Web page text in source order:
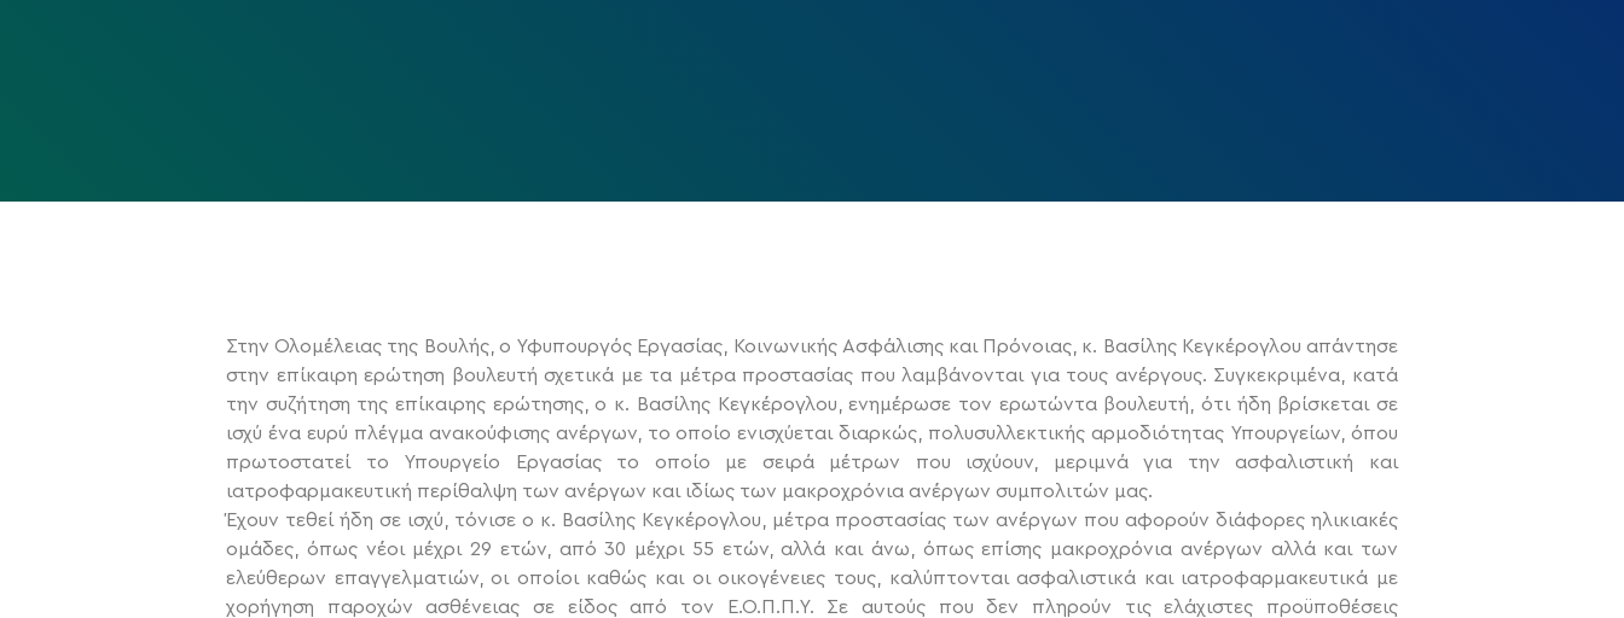
Στην Ολομέλειας της Βουλής, ο Υφυπουργός Εργασίας, Κοινωνικής Ασφάλισης και Πρόνοιας, κ. Βασίλης Κεγκέρογλου απάντησε
στην επίκαιρη ερώτηση βουλευτή σχετικά με τα μέτρα προστασίας που λαμβάνονται για τους ανέργους. Συγκεκριμένα, κατά
την συζήτηση της επίκαιρης ερώτησης, ο κ. Βασίλης Κεγκέρογλου, ενημέρωσε τον ερωτώντα βουλευτή, ότι ήδη βρίσκεται σε
ισχύ ένα ευρύ πλέγμα ανακούφισης ανέργων, το οποίο ενισχύεται διαρκώς, πολυσυλλεκτικής αρμοδιότητας Υπουργείων, όπου
πρωτοστατεί το Υπουργείο Εργασίας το οποίο με σειρά μέτρων που ισχύουν, μεριμνά για την ασφαλιστική και
ιατροφαρμακευτική περίθαλψη των ανέργων και ιδίως των μακροχρόνια ανέργων συμπολιτών μας.
Έχουν τεθεί ήδη σε ισχύ, τόνισε ο κ. Βασίλης Κεγκέρογλου, μέτρα προστασίας των ανέργων που αφορούν διάφορες ηλικιακές
ομάδες, όπως νέοι μέχρι 29 ετών, από 30 μέχρι 55 ετών, αλλά και άνω, όπως επίσης μακροχρόνια ανέργων αλλά και των
ελεύθερων επαγγελματιών, οι οποίοι καθώς και οι οικογένειες τους, καλύπτονται ασφαλιστικά και ιατροφαρμακευτικά με
χορήγηση παροχών ασθένειας σε είδος από τον Ε.Ο.Π.Π.Υ. Σε αυτούς που δεν πληρούν τις ελάχιστες προϋποθέσεις